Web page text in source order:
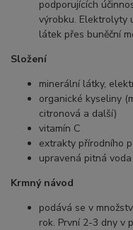
podporujících
výrobku. Elektrolyty
látek přes buněční
Složení
minerální látky,
organické kyseliny
citronová a další)
vitamín C
extrakty přírodního
upravená pitná voda
Krmný návod
podává se v
rok. První 2-3 dny v